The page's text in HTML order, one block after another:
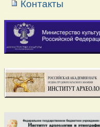
Контакты